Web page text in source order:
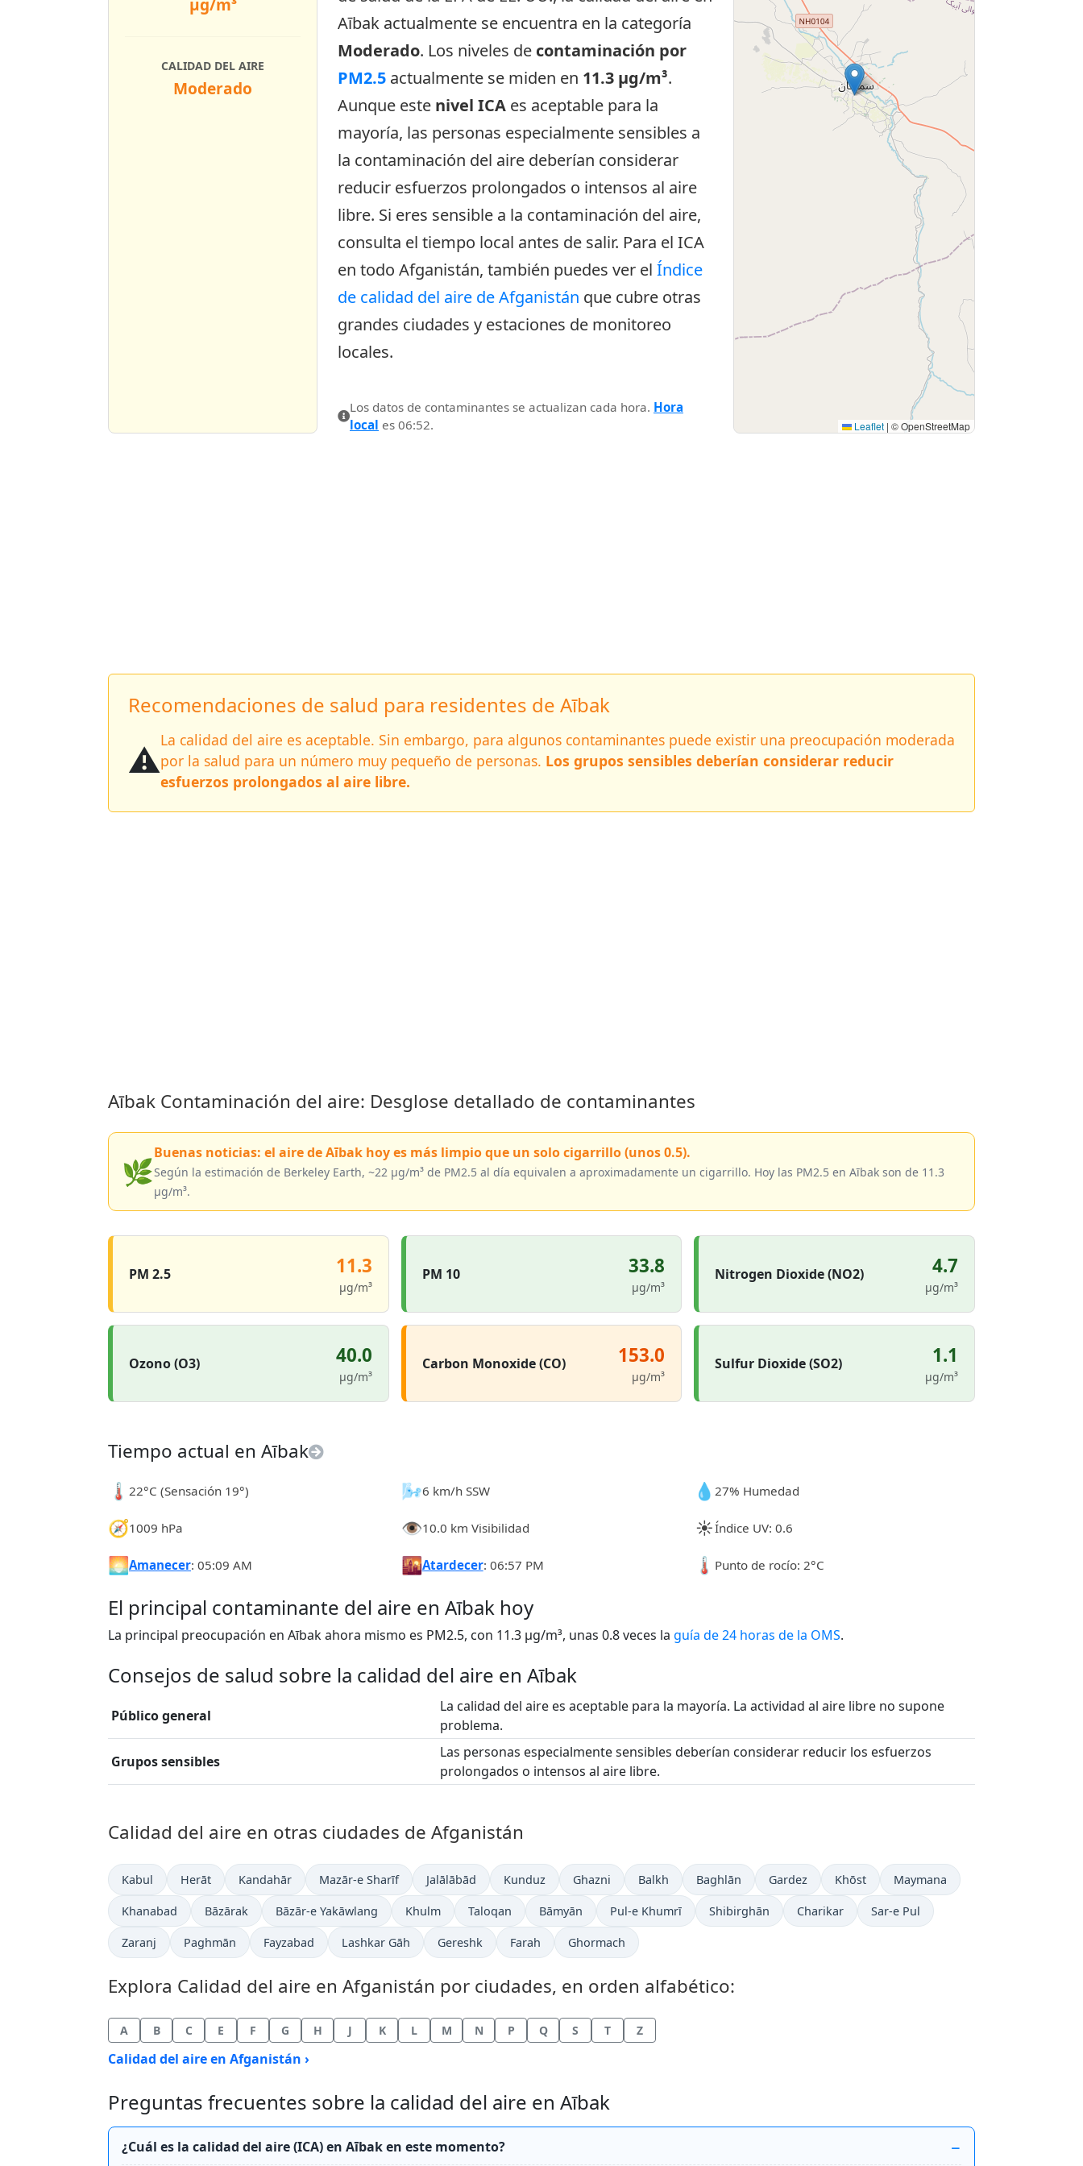
µg/m³
CALIDAD DEL AIRE
Moderado
Aībak actualmente se encuentra en la categoría
Moderado. Los niveles de contaminación por
PM2.5 actualmente se miden en 11.3 µg/m³.
Aunque este nivel ICA es aceptable para la
mayoría, las personas especialmente sensibles a
la contaminación del aire deberían considerar
reducir esfuerzos prolongados o intensos al aire
libre. Si eres sensible a la contaminación del aire,
consulta el tiempo local antes de salir. Para el ICA
en todo Afganistán, también puedes ver el Índice
de calidad del aire de Afganistán que cubre otras
grandes ciudades y estaciones de monitoreo
locales.
Los datos de contaminantes se actualizan cada hora. Hora
local es 06:52. Leaflet | © OpenStreetMap
Recomendaciones de salud para residentes de Aībak
⚠️La calidad del aire es aceptable. Sin embargo, para algunos contaminantes puede existir una preocupación moderada
por la salud para un número muy pequeño de personas. Los grupos sensibles deberían considerar reducir
esfuerzos prolongados al aire libre.
Aībak Contaminación del aire: Desglose detallado de contaminantes
🌿
Buenas noticias: el aire de Aībak hoy es más limpio que un solo cigarrillo (unos 0.5).
Según la estimación de Berkeley Earth, ~22 µg/m³ de PM2.5 al día equivalen a aproximadamente un cigarrillo. Hoy las PM2.5 en Aībak son de 11.3
µg/m³.
PM 2.5 11.3
µg/m³
PM 10 33.8
µg/m³
Nitrogen Dioxide (NO2) 4.7
µg/m³
Ozono (O3) 40.0
µg/m³
Carbon Monoxide (CO) 153.0
µg/m³
Sulfur Dioxide (SO2) 1.1
µg/m³
Tiempo actual en Aībak
🌡️22°C (Sensación 19°) 🌬️6 km/h SSW 💧27% Humedad
🧭1009 hPa 👁️10.0 km Visibilidad ☀️Índice UV: 0.6
🌅Amanecer: 05:09 AM 🌇Atardecer: 06:57 PM 🌡️Punto de rocío: 2°C
El principal contaminante del aire en Aībak hoy
La principal preocupación en Aībak ahora mismo es PM2.5, con 11.3 µg/m³, unas 0.8 veces la guía de 24 horas de la OMS.
Consejos de salud sobre la calidad del aire en Aībak
Público general
La calidad del aire es aceptable para la mayoría. La actividad al aire libre no supone
problema.
Grupos sensibles
Las personas especialmente sensibles deberían considerar reducir los esfuerzos
prolongados o intensos al aire libre.
Calidad del aire en otras ciudades de Afganistán
Kabul Herāt Kandahār Mazār-e Sharīf Jalālābād Kunduz Ghazni Balkh Baghlān Gardez Khōst Maymana
Khanabad Bāzārak Bāzār-e Yakāwlang Khulm Taloqan Bāmyān Pul-e Khumrī Shibirghān Charikar Sar-e Pul
Zaranj Paghmān Fayzabad Lashkar Gāh Gereshk Farah Ghormach
Explora Calidad del aire en Afganistán por ciudades, en orden alfabético:
A B C E F G H J K L M N P Q S T Z
Calidad del aire en Afganistán ›
Preguntas frecuentes sobre la calidad del aire en Aībak
¿Cuál es la calidad del aire (ICA) en Aībak en este momento?